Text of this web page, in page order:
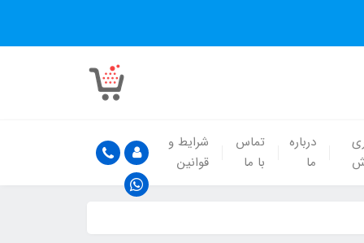
درباره
ما
تماس
با ما
شرایط و
قوانین